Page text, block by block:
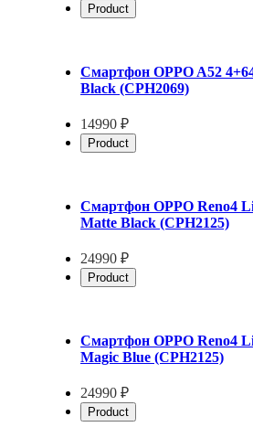
Product
Смартфон OPPO A52
Black (CPH2069)
14990 ₽
Product
Смартфон OPPO Reno4
Matte Black (CPH2125)
24990 ₽
Product
Смартфон OPPO Reno4
Magic Blue (CPH2125)
24990 ₽
Product